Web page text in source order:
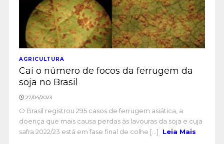
AGRICULTURA
Cai o número de focos da ferrugem da
soja no Brasil
27/04/2023
O Brasil registrou 295 casos de ferrugem asiática, a
doença que mais causa perdas às lavouras da soja e cuja
safra 2022/23 está em fase final de colhe [...]
Leia Mais